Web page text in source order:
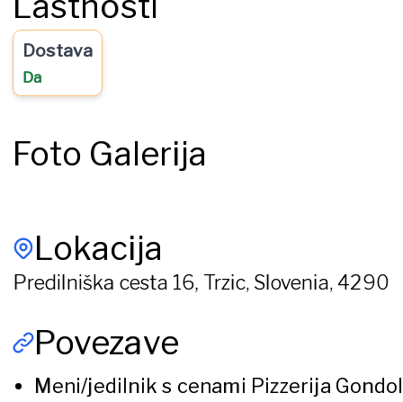
Dostava
Da
Foto Galerija
Lokacija
Predilniška cesta 16, Trzic, Slovenia, 4290
Povezave
Meni/jedilnik s cenami Pizzerija